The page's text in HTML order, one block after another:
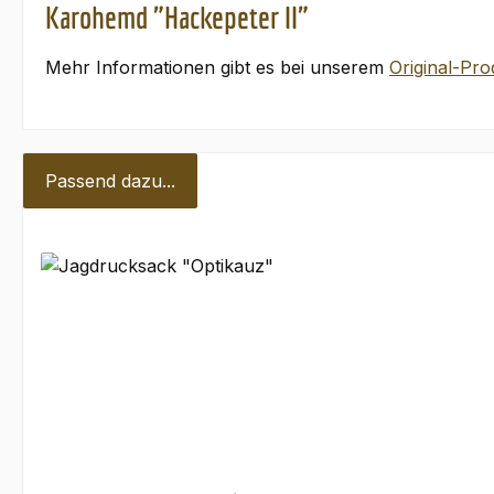
Karohemd "Hackepeter II"
Mehr Informationen gibt es bei unserem Original-
Passend dazu...